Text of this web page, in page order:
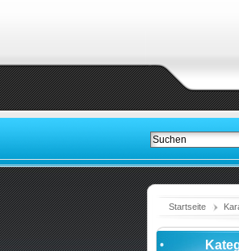
Startseite